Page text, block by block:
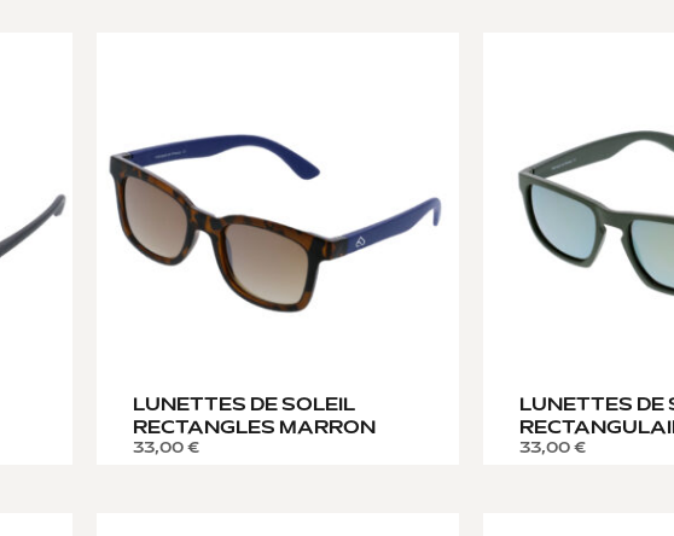
LUNETTES DE SOLEIL
RECTANGLES MARRON
33,00 €
LUNETTES DE
33,00 €